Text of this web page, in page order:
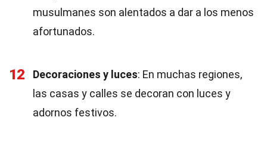
musulmanes son alentados a dar a los menos
afortunados.
12 Decoraciones y luces: En muchas regiones,
las casas y calles se decoran con luces y
adornos festivos.